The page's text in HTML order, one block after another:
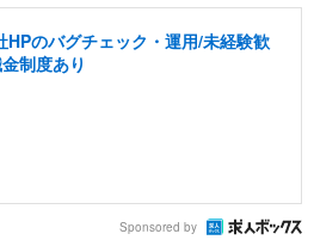
HPのバグチェック・運用/未経験歓
制度あり
Sponsored by